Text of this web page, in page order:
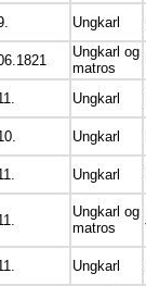
Ungkarl
Ungkarl og
matros
Ungkarl
Ungkarl
Ungkarl
Ungkarl og
matros
Ungkarl